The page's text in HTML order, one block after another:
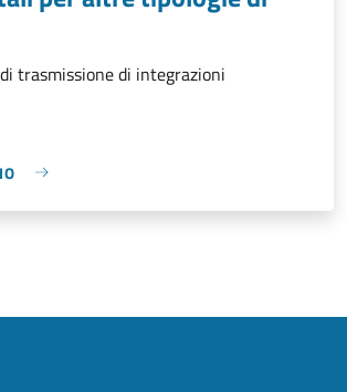
trasmissione di integrazioni